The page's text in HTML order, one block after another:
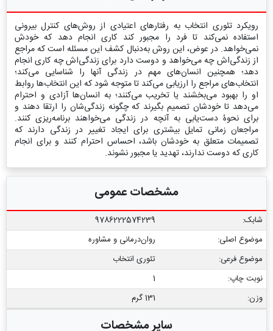
رویکرد تئوری انتخاب به رفتارهای اعتیادی از روش‌های کنترل بیرونی
استفاده نمی‌کند تا فرد را مجبور کند کاری انجام دهد که خودش
نمی‌خواهد. در عوض، این روش به‌دنبال کشف این مسئله است که مراجع
از زندگی‌اش چه می‌خواهد و دوست دارد برای زندگی‌اش چه کاری انجام
دهد؛ همچنین انسان‌های مهم در زندگی آنها را شناسایی می‌کند؛
انتخاب‌های مراجع را ارزیابی می‌کند تا متوجه شود که این انتخاب‌ها روابط
او را بهبود می‌بخشند یا تخریب می‌کنند؛ به انسان‌ها آزادی و احترام
می‌دهد تا خودشان تصمیم بگیرند که چگونه زندگی‌شان را ارتقا دهند و
برای نحوۀ دست‌یابی به آنچه در زندگی می‌خواهند برنامه‌ریزی کنند.
مراجعان زمانی تمایل بیشتری برای ایجاد تغییر در زندگی دارند که
تصمیمات متعلق به خودشان باشد، احساس احترام کنند و برای انجام
کاری که دوست ندارند، تهدید یا مجبور نشوند.
مشخصات عمومی
شابک:
9786222574239
موضوع اصلی:
روان‌درمانی و مشاوره
موضوع فرعی:
تئوری انتخاب
نوبت چاپ:
1
وزن:
131 گرم
سایر مشخصات